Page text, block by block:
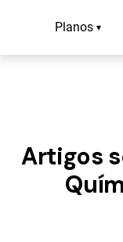
Planos ▾
Artigos